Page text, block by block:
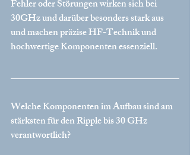
Fehler oder Störungen wirken sich bei
30GHz und darüber besonders stark aus
und machen präzise HF-Technik und
hochwertige Komponenten essenziell.
Welche Komponenten im Aufbau sind am
stärksten für den Ripple bis 30 GHz
verantwortlich?